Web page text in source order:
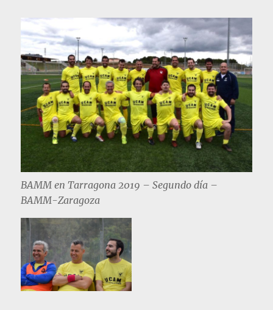
BAMM en Tarragona 2019 – Segundo día –
BAMM-Zaragoza